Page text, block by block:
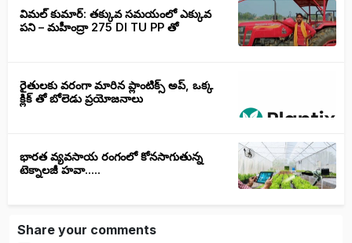
విమల్ కుమార్: తక్కువ సమయంలో ఎక్కువ
పని – మహీంద్రా 275 DI TU PP తో
రైతులకు వరంగా మారిన ప్లాంటిక్స్ అప్, ఒక్క
క్లిక్ తో బోలెడు ప్రయోజనాలు
భారత వ్యవసాయ రంగంలో కోనసాగుతున్న
టెక్నాలజీ హవా.....
Share your comments